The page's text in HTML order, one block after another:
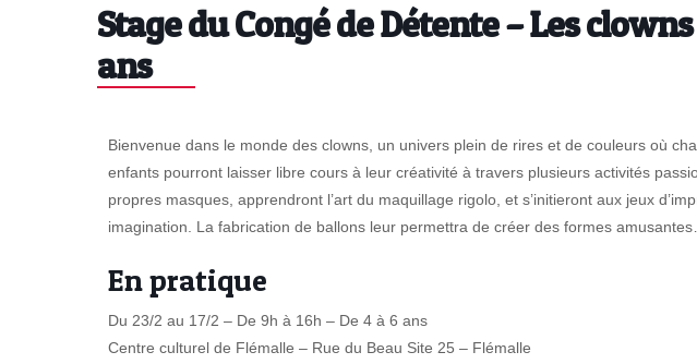
Stage du Congé de Détente – Les
ans
Bienvenue dans le monde des clowns, un univers plein de rires et de couleurs où
enfants pourront laisser libre cours à leur créativité à travers plusieurs activités
propres masques, apprendront l’art du maquillage rigolo, et s’initieront aux jeux
imagination. La fabrication de ballons leur permettra de créer des formes
En pratique
Du 23/2 au 17/2 – De 9h à 16h – De 4 à 6 ans
Centre culturel de Flémalle – Rue du Beau Site 25 – Flémalle